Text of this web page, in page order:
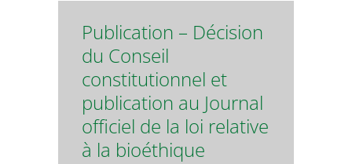
Publication – Décision
du Conseil
constitutionnel et
publication au Journal
officiel de la loi relative
à la bioéthique